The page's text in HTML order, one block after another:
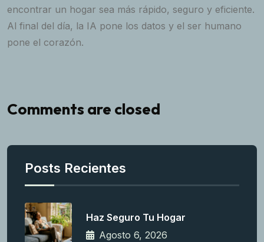
encontrar un hogar sea más rápido, seguro y eficiente.
Al final del día, la IA pone los datos y el ser humano
pone el corazón.
Comments are closed
Posts Recientes
Haz Seguro Tu Hogar
Agosto 6, 2026